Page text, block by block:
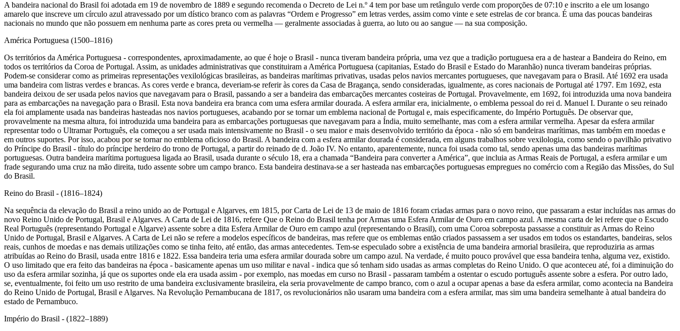
A bandeira nacional do Brasil foi adotada em 19 de novembro de 1889 e segundo recomenda o Decreto de Lei n.º 4 tem por base um retângulo verde com proporções de 07:10 e inscrito a ele um losango
amarelo que inscreve um círculo azul atravessado por um dístico branco com as palavras “Ordem e Progresso” em letras verdes, assim como vinte e sete estrelas de cor branca. É uma das poucas bandeiras
nacionais no mundo que não possuem em nenhuma parte as cores preta ou vermelha — geralmente associadas à guerra, ao luto ou ao sangue — na sua composição.
América Portuguesa (1500–1816)
Os territórios da América Portuguesa - correspondentes, aproximadamente, ao que é hoje o Brasil - nunca tiveram bandeira própria, uma vez que a tradição portuguesa era a de hastear a Bandeira do Reino, em
todos os territórios da Coroa de Portugal. Assim, as unidades administrativas que constituiram a América Portuguesa (capitanias, Estado do Brasil e Estado do Maranhão) nunca tiveram bandeiras próprias.
Podem-se considerar como as primeiras representações vexilológicas brasileiras, as bandeiras marítimas privativas, usadas pelos navios mercantes portugueses, que navegavam para o Brasil. Até 1692 era usada
uma bandeira com listras verdes e brancas. As cores verde e branca, deveriam-se referir às cores da Casa de Bragança, sendo consideradas, igualmente, as cores nacionais de Portugal até 1797. Em 1692, esta
bandeira deixou de ser usada pelos navios que navegavam para o Brasil, passando a ser a bandeira das embarcações mercantes costeiras de Portugal. Provavelmente, em 1692, foi introduzida uma nova bandeira
para as embarcações na navegação para o Brasil. Esta nova bandeira era branca com uma esfera armilar dourada. A esfera armilar era, inicialmente, o emblema pessoal do rei d. Manuel I. Durante o seu reinado
ela foi amplamente usada nas bandeiras hasteadas nos navios portugueses, acabando por se tornar um emblema nacional de Portugal e, mais especificamente, do Império Português. De observar que,
provavelmente na mesma altura, foi introduzida uma bandeira para as embarcações portuguesas que navegavam para a Índia, muito semelhante, mas com a esfera armilar vermelha. Apesar da esfera armilar
representar todo o Ultramar Português, ela começou a ser usada mais intensivamente no Brasil - o seu maior e mais desenvolvido território da época - não só em bandeiras marítimas, mas também em moedas e
em outros suportes. Por isso, acabou por se tornar no emblema oficioso do Brasil. A bandeira com a esfera armilar dourada é considerada, em alguns trabalhos sobre vexilologia, como sendo o pavilhão privativo
do Príncipe do Brasil - título do príncipe herdeiro do trono de Portugal, a partir do reinado de d. João IV. No entanto, aparentemente, nunca foi usada como tal, sendo apenas uma das bandeiras marítimas
portuguesas. Outra bandeira marítima portuguesa ligada ao Brasil, usada durante o século 18, era a chamada “Bandeira para converter a América”, que incluia as Armas Reais de Portugal, a esfera armilar e um
frade segurando uma cruz na mão direita, tudo assente sobre um campo branco. Esta bandeira destinava-se a ser hasteada nas embarcações portuguesas empregues no comércio com a Região das Missões, do Sul
do Brasil.
Reino do Brasil - (1816–1824)
Na sequência da elevação do Brasil a reino unido ao de Portugal e Algarves, em 1815, por Carta de Lei de 13 de maio de 1816 foram criadas armas para o novo reino, que passaram a estar incluídas nas armas do
novo Reino Unido de Portugal, Brasil e Algarves. A Carta de Lei de 1816, refere Que o Reino do Brasil tenha por Armas uma Esfera Armilar de Ouro em campo azul. A mesma carta de lei refere que o Escudo
Real Português (representando Portugal e Algarve) assente sobre a dita Esfera Armilar de Ouro em campo azul (representando o Brasil), com uma Coroa sobreposta passasse a constituir as Armas do Reino
Unido de Portugal, Brasil e Algarves. A Carta de Lei não se refere a modelos específicos de bandeiras, mas refere que os emblemas então criados passassem a ser usados em todos os estandartes, bandeiras, selos
reais, cunhos de moedas e nas demais utilizações como se tinha feito, até então, das armas antecedentes. Tem-se especulado sobre a existência de uma bandeira armorial brasileira, que reproduziria as armas
atribuídas ao Reino do Brasil, usada entre 1816 e 1822. Essa bandeira teria uma esfera armilar dourada sobre um campo azul. Na verdade, é muito pouco provável que essa bandeira tenha, alguma vez, existido.
O uso limitado que era feito das bandeiras na época - basicamente apenas um uso militar e naval - indica que só tenham sido usadas as armas completas do Reino Unido. O que aconteceu até, foi a diminuição do
uso da esfera armilar sozinha, já que os suportes onde ela era usada assim - por exemplo, nas moedas em curso no Brasil - passaram também a ostentar o escudo português assente sobre a esfera. Por outro lado,
se, eventualmente, foi feito um uso restrito de uma bandeira exclusivamente brasileira, ela seria provavelmente de campo branco, com o azul a ocupar apenas a base da esfera armilar, como acontecia na Bandeira
do Reino Unido de Portugal, Brasil e Algarves. Na Revolução Pernambucana de 1817, os revolucionários não usaram uma bandeira com a esfera armilar, mas sim uma bandeira semelhante à atual bandeira do
estado de Pernambuco.
Império do Brasil - (1822–1889)